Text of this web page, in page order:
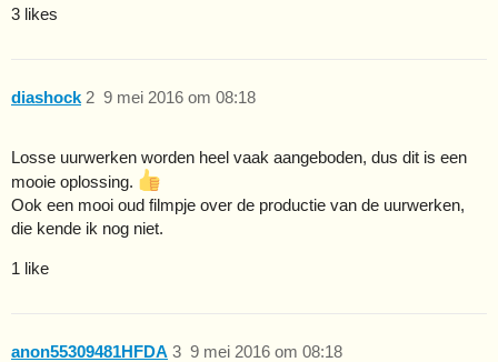
3 likes
diashock 9 mei 2016 om 08:18
2
Losse uurwerken worden heel vaak aangeboden, dus dit is een
mooie oplossing.
Ook een mooi oud filmpje over de productie van de uurwerken,
die kende ik nog niet.
1 like
anon55309481HFDA 9 mei 2016 om 08:18
3